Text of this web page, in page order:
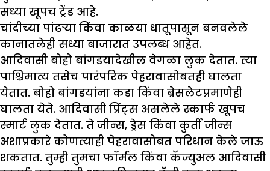
सध्या खूपच ट्रेंड आहे.
चांदीच्या पांढऱ्या किंवा काळया धातूपासून बनवलेले
कानातलेही सध्या बाजारात उपलब्ध आहेत.
आदिवासी बोहो बांगडयादेखील वेगळा लुक देतात. त्या
पाश्चिमात्य तसेच पारंपरिक पेहरावासोबतही घालता
येतात. बोहो बांगडयांना कडा किंवा ब्रेसलेटप्रमाणेही
घालता येते. आदिवासी प्रिंट्स असलेले स्कार्फ खूपच
स्मार्ट लुक देतात. ते जीन्स, ड्रेस किंवा कुर्ती जीन्स
अशाप्रकारे कोणत्याही पेहरावासोबत परिधान केले जाऊ
शकतात. तुम्ही तुमचा फॉर्मल किंवा कॅज्युअल आदिवासी